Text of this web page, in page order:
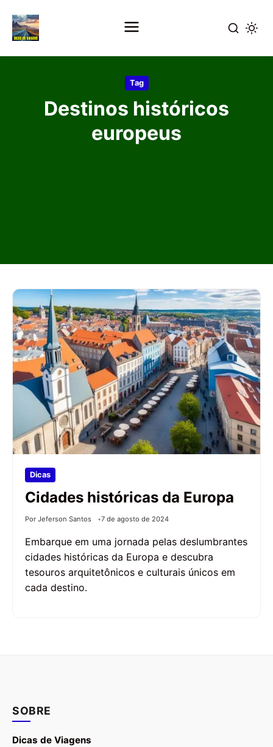
Tag
Destinos históricos
europeus
Dicas
Cidades históricas da Europa
Por Jeferson Santos 7 de agosto de 2024
Embarque em uma jornada pelas deslumbrantes
cidades históricas da Europa e descubra
tesouros arquitetônicos e culturais únicos em
cada destino.
SOBRE
Dicas de Viagens